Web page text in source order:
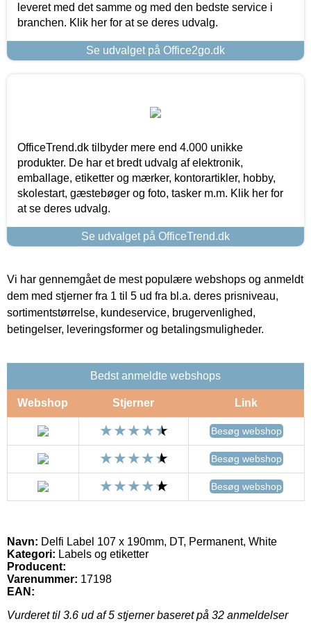
leveret med det samme og med den bedste service i
branchen. Klik her for at se deres udvalg.
Se udvalget på Office2go.dk
OfficeTrend.dk tilbyder mere end 4.000 unikke
produkter. De har et bredt udvalg af elektronik,
emballage, etiketter og mærker, kontorartikler, hobby,
skolestart, gæstebøger og foto, tasker m.m. Klik her for
at se deres udvalg.
Se udvalget på OfficeTrend.dk
Vi har gennemgået de mest populære webshops og anmeldt
dem med stjerner fra 1 til 5 ud fra bl.a. deres prisniveau,
sortimentstørrelse, kundeservice, brugervenlighed,
betingelser, leveringsformer og betalingsmuligheder.
Bedst anmeldte webshops
Webshop Stjerner Link
Besøg webshop
Besøg webshop
Besøg webshop
Navn: Delfi Label 107 x 190mm, DT, Permanent, White
Kategori: Labels og etiketter
Producent:
Varenummer: 17198
EAN:
Vurderet til 3.6 ud af 5 stjerner baseret på 32 anmeldelser